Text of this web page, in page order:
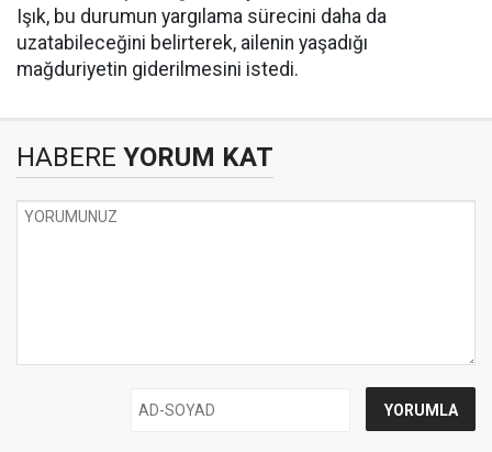
Işık, bu durumun yargılama sürecini daha da
uzatabileceğini belirterek, ailenin yaşadığı
mağduriyetin giderilmesini istedi.
HABERE YORUM KAT